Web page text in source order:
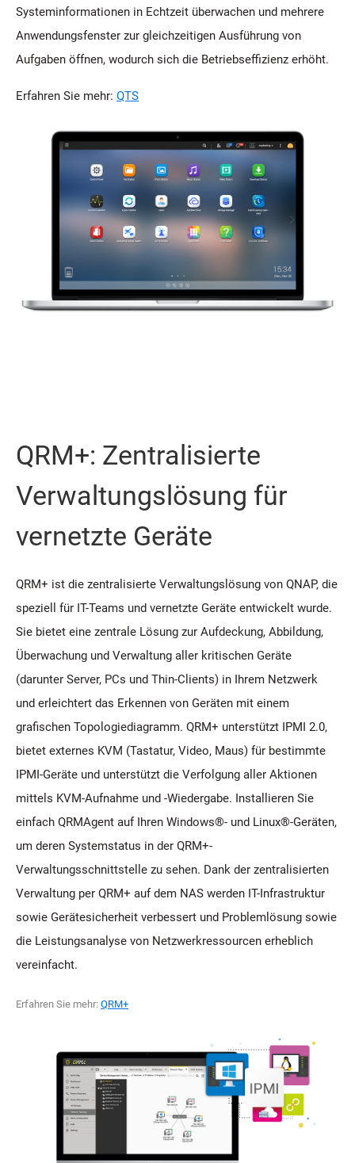
Systeminformationen in Echtzeit überwachen und mehrere
Anwendungsfenster zur gleichzeitigen Ausführung von
Aufgaben öffnen, wodurch sich die Betriebseffizienz erhöht.
Erfahren Sie mehr: QTS
QRM+: Zentralisierte
Verwaltungslösung für
vernetzte Geräte
QRM+ ist die zentralisierte Verwaltungslösung von QNAP, die
speziell für IT-Teams und vernetzte Geräte entwickelt wurde.
Sie bietet eine zentrale Lösung zur Aufdeckung, Abbildung,
Überwachung und Verwaltung aller kritischen Geräte
(darunter Server, PCs und Thin-Clients) in Ihrem Netzwerk
und erleichtert das Erkennen von Geräten mit einem
grafischen Topologiediagramm. QRM+ unterstützt IPMI 2.0,
bietet externes KVM (Tastatur, Video, Maus) für bestimmte
IPMI-Geräte und unterstützt die Verfolgung aller Aktionen
mittels KVM-Aufnahme und -Wiedergabe. Installieren Sie
einfach QRMAgent auf Ihren Windows®- und Linux®-Geräten,
um deren Systemstatus in der QRM+-
Verwaltungsschnittstelle zu sehen. Dank der zentralisierten
Verwaltung per QRM+ auf dem NAS werden IT-Infrastruktur
sowie Gerätesicherheit verbessert und Problemlösung sowie
die Leistungsanalyse von Netzwerkressourcen erheblich
vereinfacht.
Erfahren Sie mehr: QRM+